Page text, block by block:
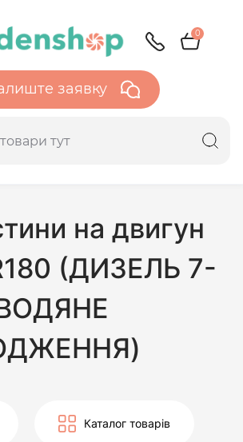
0
заявку
на двигун
(ДИЗЕЛЬ 7-
Каталог товарів